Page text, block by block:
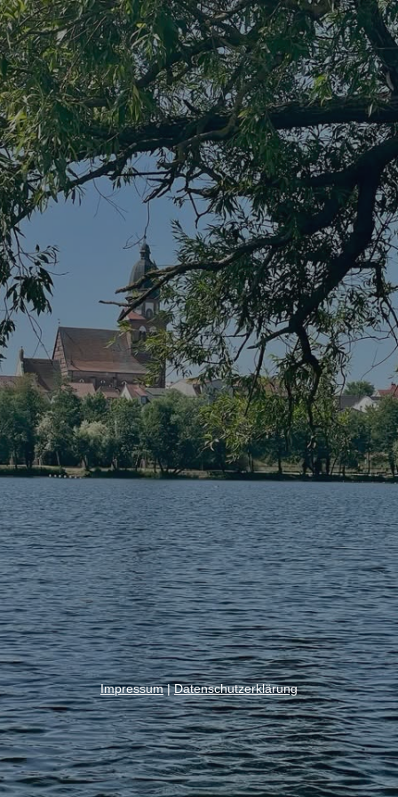
Impressum|Datenschutzerklärung